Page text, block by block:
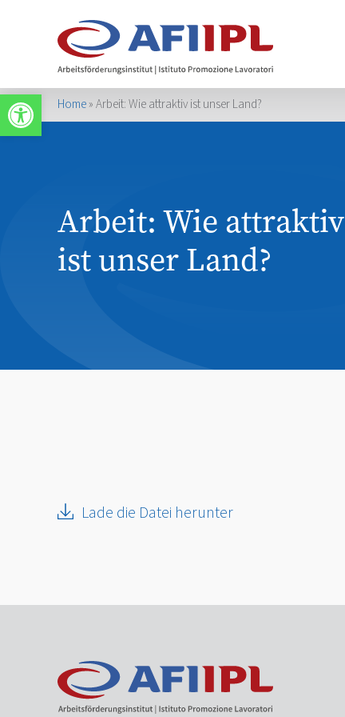
Werkzeugleiste öffnenHome»Arbeit: Wie attraktiv ist unser Land?
Arbeit: Wie attraktiv
ist unser Land?
Lade die Datei herunter